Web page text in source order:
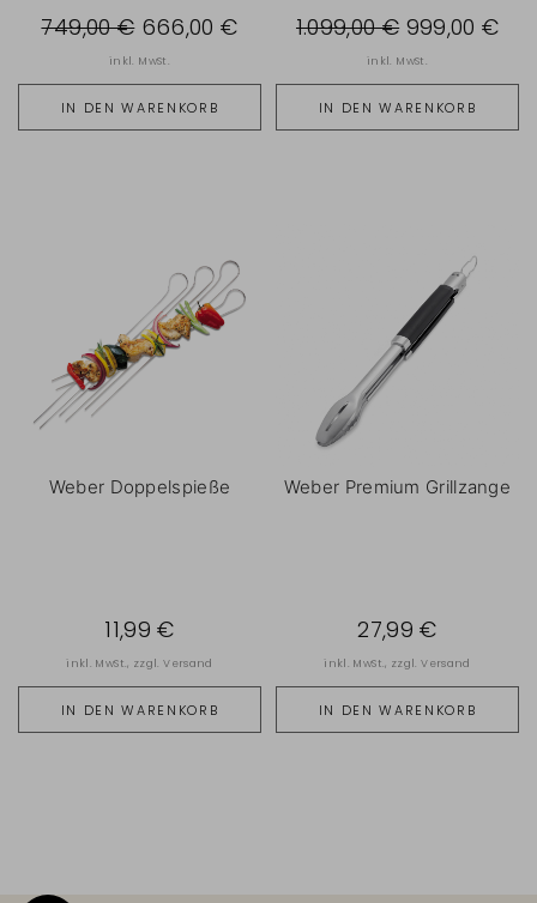
IN DEN WARENKORB
749,00 € 666,00 €
inkl. MwSt.
IN DEN WARENKORB
1.099,00 € 999,00 €
inkl. MwSt.
Weber Doppelspieße
IN DEN WARENKORB
11,99 €
inkl. MwSt., zzgl.Versand
Weber Premium Grillzange
IN DEN WARENKORB
27,99 €
inkl. MwSt., zzgl.Versand